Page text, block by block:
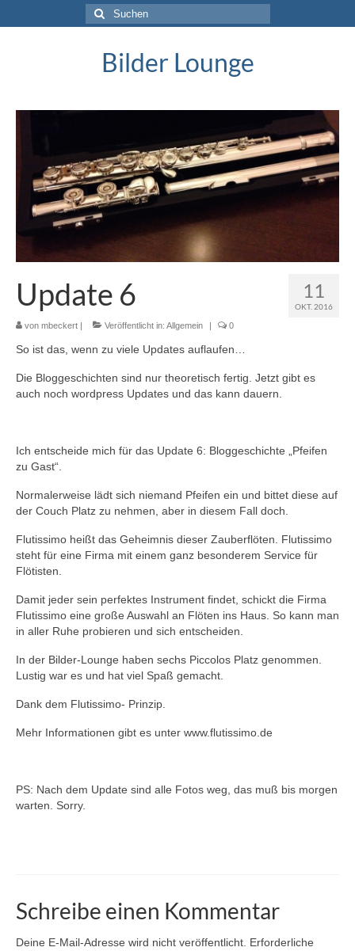
Suche
nach:
Bilder Lounge
11
OKT. 2016
Update 6
von mbeckert Veröffentlicht in: Allgemein 0
So ist das, wenn zu viele Updates auflaufen…
Die Bloggeschichten sind nur theoretisch fertig. Jetzt gibt es
auch noch wordpress Updates und das kann dauern.
Ich entscheide mich für das Update 6: Bloggeschichte „Pfeifen
zu Gast“.
Normalerweise lädt sich niemand Pfeifen ein und bittet diese auf
der Couch Platz zu nehmen, aber in diesem Fall doch.
Flutissimo heißt das Geheimnis dieser Zauberflöten. Flutissimo
steht für eine Firma mit einem ganz besonderem Service für
Flötisten.
Damit jeder sein perfektes Instrument findet, schickt die Firma
Flutissimo eine große Auswahl an Flöten ins Haus. So kann man
in aller Ruhe probieren und sich entscheiden.
In der Bilder-Lounge haben sechs Piccolos Platz genommen.
Lustig war es und hat viel Spaß gemacht.
Dank dem Flutissimo- Prinzip.
Mehr Informationen gibt es unter www.flutissimo.de
PS: Nach dem Update sind alle Fotos weg, das muß bis morgen
warten. Sorry.
Schreibe einen Kommentar
Deine E-Mail-Adresse wird nicht veröffentlicht. Erforderliche